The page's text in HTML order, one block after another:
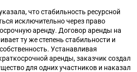
что стабильность ресурсной
исключительно через право
аренду. Договор аренды на
ту же степень стабильности и
Устанавливая
аренды, заказчик создал
для одних участников и наказал